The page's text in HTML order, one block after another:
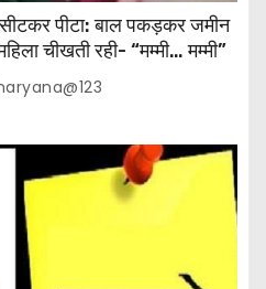
पीटा: बाल पकड़कर जमीन
चीखती रही- “मम्मी… मम्मी”